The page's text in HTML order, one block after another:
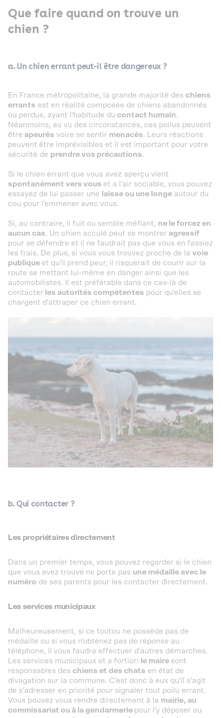
Que faire quand on trouve un
chien ?
a. Un chien errant peut-il être dangereux ?
En France métropolitaine, la grande majorité des chiens
errants est en réalité composée de chiens abandonnés
ou perdus, ayant l'habitude du contact humain.
Néanmoins, au vu des circonstances, ces poilus peuvent
être apeurés voire se sentir menacés. Leurs réactions
peuvent être imprévisibles et il est important pour votre
sécurité de prendre vos précautions.
Si le chien errant que vous avez aperçu vient
spontanément vers vous et a l'air sociable, vous pouvez
essayez de lui passer une laisse ou une longe autour du
cou pour l'emmener avec vous.
Si, au contraire, il fuit ou semble méfiant, ne le forcez en
aucun cas. Un chien acculé peut se montrer agressif
pour se défendre et il ne faudrait pas que vous en fassiez
les frais. De plus, si vous vous trouvez proche de la voie
publique et qu'il prend peur, il risquerait de courir sur la
route se mettant lui-même en danger ainsi que les
automobilistes. Il est préférable dans ce cas-là de
contacter les autorités compétentes pour qu'elles se
chargent d'attraper ce chien errant.
b. Qui contacter ?
Les propriétaires directement
Dans un premier temps, vous pouvez regarder si le chien
que vous avez trouvé ne porte pas une médaille avec le
numéro de ses parents pour les contacter directement.
Les services municipaux
Malheureusement, si ce toutou ne possède pas de
médaille ou si vous n'obtenez pas de réponse au
téléphone, il vous faudra effectuer d'autres démarches.
Les services municipaux et a fortiori le maire sont
responsables des chiens et des chats en état de
divagation sur la commune. C'est donc à eux qu'il s'agit
de s'adresser en priorité pour signaler tout poilu errant.
Vous pouvez vous rendre directement à la mairie, au
commissariat ou à la gendarmerie pour l'y déposer ou